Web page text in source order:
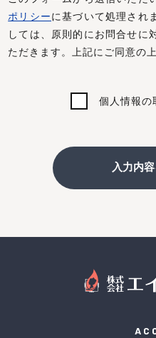
ポリシーに基づいて処理され
しては、原則的にお問合せに
ただきます。上記にご同意の
個人情報の
入力内